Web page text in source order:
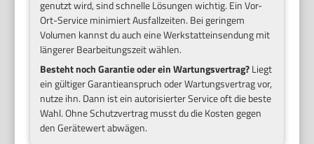
genutzt wird, sind schnelle Lösungen wichtig. Ein Vor-
Ort-Service minimiert Ausfallzeiten. Bei geringem
Volumen kannst du auch eine Werkstatteinsendung mit
längerer Bearbeitungszeit wählen.
Besteht noch Garantie oder ein Wartungsvertrag?Liegt
ein gültiger Garantieanspruch oder Wartungsvertrag vor,
nutze ihn. Dann ist ein autorisierter Service oft die beste
Wahl. Ohne Schutzvertrag musst du die Kosten gegen
den Gerätewert abwägen.